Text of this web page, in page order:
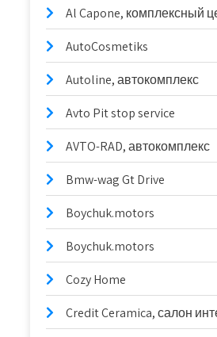
Al Capone, комплексный
AutoCosmetiks
Autoline, автокомплекс
Avto Pit stop service
AVTO-RAD, автокомплекс
Bmw-wag Gt Drive
Boychuk.motors
Boychuk.motors
Cozy Home
Credit Ceramica, салон